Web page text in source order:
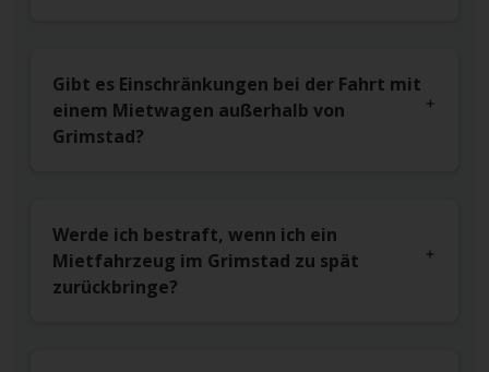
Gibt es Einschränkungen bei der Fahrt mit
einem Mietwagen außerhalb von
Grimstad?
Werde ich bestraft, wenn ich ein
Mietfahrzeug im Grimstad zu spät
zurückbringe?